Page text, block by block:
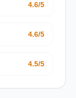
4.6/5
4.6/5
4.5/5